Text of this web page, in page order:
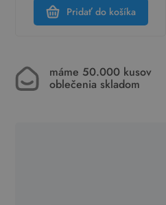
Pridať do košíka
máme 50.000 kusov
oblečenia skladom